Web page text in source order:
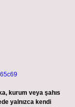
kurum veya şahıs
yalnızca kendi